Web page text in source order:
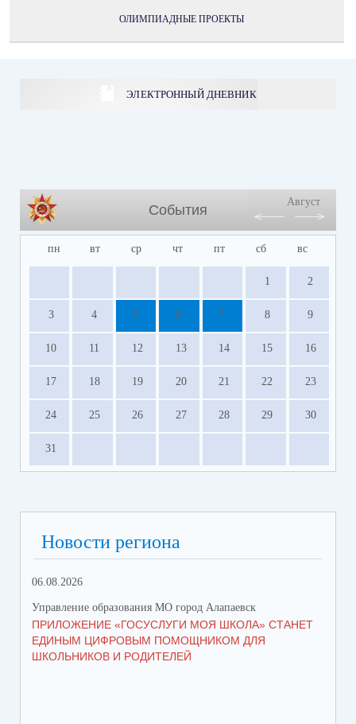
ОЛИМПИАДНЫЕ ПРОЕКТЫ
ЭЛЕКТРОННЫЙ ДНЕВНИК
События
Август
пн вт ср чт пт сб вс
1 2
3 4 5 6 7 8 9
10 11 12 13 14 15 16
17 18 19 20 21 22 23
24 25 26 27 28 29 30
31
Новости региона
06.08.2026
Управление образования МО город Алапаевск
ПРИЛОЖЕНИЕ «ГОСУСЛУГИ МОЯ ШКОЛА» СТАНЕТ
ЕДИНЫМ ЦИФРОВЫМ ПОМОЩНИКОМ ДЛЯ
ШКОЛЬНИКОВ И РОДИТЕЛЕЙ